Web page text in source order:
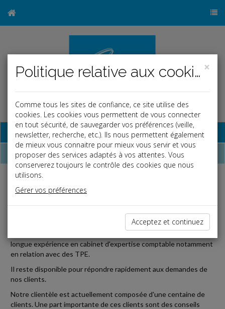
Base documentaire
Qui sommes-nous ?
Créé en 2004, le cabinet d'expertise comptable
Henry Marc GRYNBERG est un cabinet à taille humaine qui s'est
le contact et la prise de connaissance directe des clients pour
mettre en place une relation de confiance à long terme.
longue expérience en cabinet d'expertise comptable notamment
en relation avec des TPE.
Il reste disponible pour répondre rapidement aux demandes de
nos clients.
Notre clientèle est actuellement composée d'une centaine de
clients. Une part importante de ces clients sont des conseils
×
Politique relative aux cookies
Comme tous les sites de confiance, ce site utilise des
cookies. Les cookies vous permettent de vous connecter
en tout sécurité, de sauvegarder vos préférences (veille,
newsletter, recherche, etc.). Ils nous permettent également
de mieux vous connaitre pour mieux vous servir et vous
proposer des services adaptés à vos attentes. Vous
conserverez toujours le contrôle des cookies que nous
utilisons.
Gérer vos préférences
Acceptez et continuez